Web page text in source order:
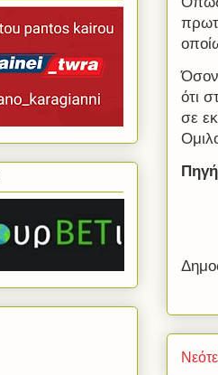
Όσον
ότι
σε